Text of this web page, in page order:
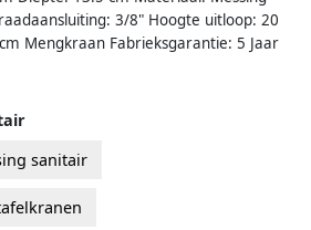
3/8" Hoogte uitloop: 20
Mengkraan Fabrieksgarantie: 5 Jaar
sanitair